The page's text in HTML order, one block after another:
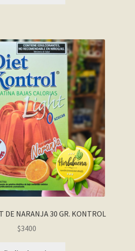
DE NARANJA 30 GR. KONTROL
$3400